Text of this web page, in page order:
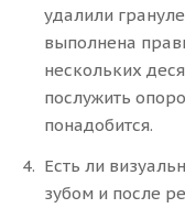
удалили
выполнена
нескольких
послужить
понадобится.
Есть ли
зубом и после